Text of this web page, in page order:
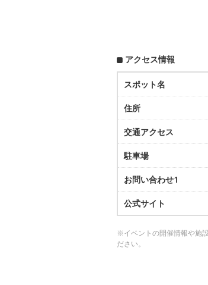
アクセス情報
スポット名
住所
交通アクセス
駐車場
お問い合わせ1
公式サイト
※イベントの開催情報や施
ださい。